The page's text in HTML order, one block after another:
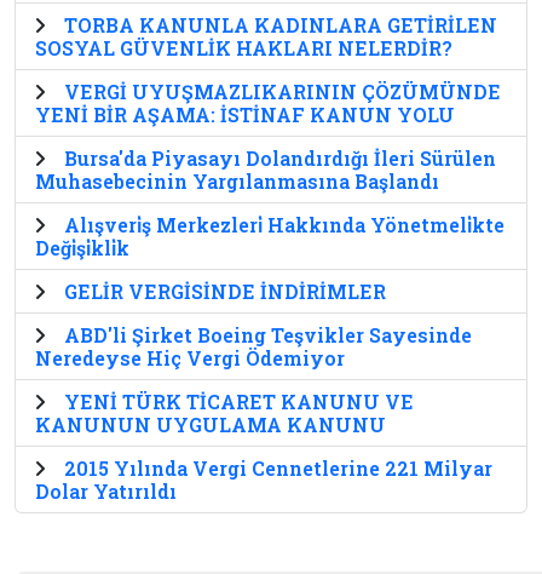
TORBA KANUNLA KADINLARA GETİRİLEN
SOSYAL GÜVENLİK HAKLARI NELERDİR?
VERGİ UYUŞMAZLIKARININ ÇÖZÜMÜNDE
YENİ BİR AŞAMA: İSTİNAF KANUN YOLU
Bursa'da Piyasayı Dolandırdığı İleri Sürülen
Muhasebecinin Yargılanmasına Başlandı
Alışveri̇ş Merkezleri̇ Hakkında Yönetmeli̇kte
Deği̇şi̇kli̇k
GELİR VERGİSİNDE İNDİRİMLER
ABD'li Şirket Boeing Teşvikler Sayesinde
Neredeyse Hiç Vergi Ödemiyor
YENİ TÜRK TİCARET KANUNU VE
KANUNUN UYGULAMA KANUNU
2015 Yılında Vergi Cennetlerine 221 Milyar
Dolar Yatırıldı